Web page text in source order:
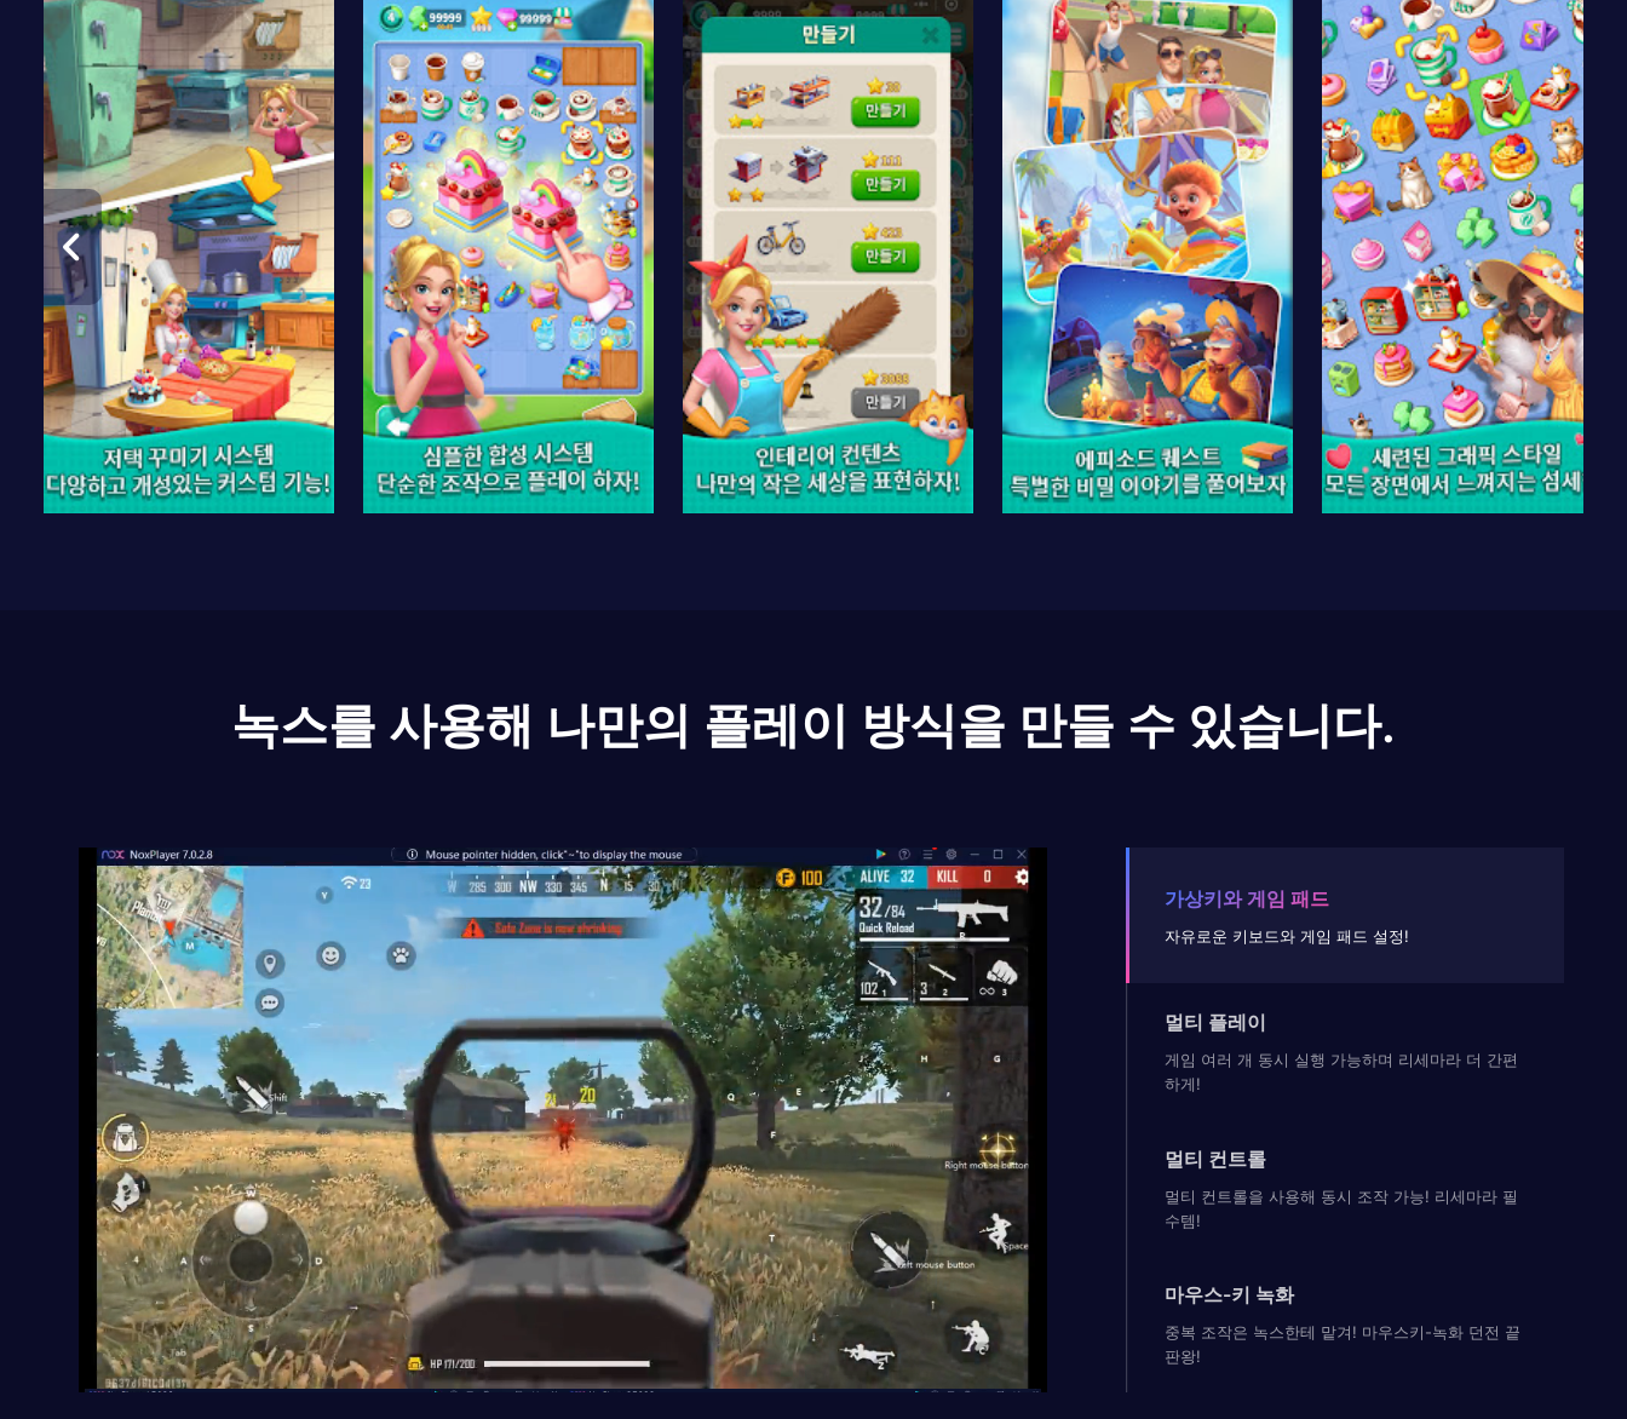
녹스를 사용해 나만의 플레이 방식을 만들 수 있습니다.
가상키와 게임 패드
자유로운 키보드와 게임 패드 설정!
멀티 플레이
게임 여러 개 동시 실행 가능하며 리세마라 더 간편
하게!
멀티 컨트롤
멀티 컨트롤을 사용해 동시 조작 가능! 리세마라 필
수템!
마우스-키 녹화
중복 조작은 녹스한테 맡겨! 마우스키-녹화 던전 끝
판왕!